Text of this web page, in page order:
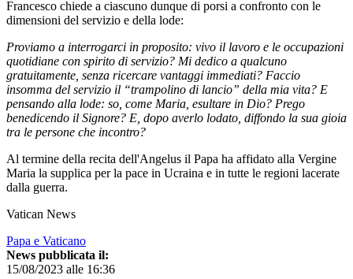
Francesco chiede a ciascuno dunque di porsi a confronto con le
dimensioni del servizio e della lode:
Proviamo a interrogarci in proposito: vivo il lavoro e le occupazioni
quotidiane con spirito di servizio? Mi dedico a qualcuno
gratuitamente, senza ricercare vantaggi immediati? Faccio
insomma del servizio il “trampolino di lancio” della mia vita? E
pensando alla lode: so, come Maria, esultare in Dio? Prego
benedicendo il Signore? E, dopo averlo lodato, diffondo la sua gioia
tra le persone che incontro?
Al termine della recita dell'Angelus il Papa ha affidato alla Vergine
Maria la supplica per la pace in Ucraina e in tutte le regioni lacerate
dalla guerra.
Vatican News
Papa e Vaticano
News pubblicata il:
15/08/2023 alle 16:36